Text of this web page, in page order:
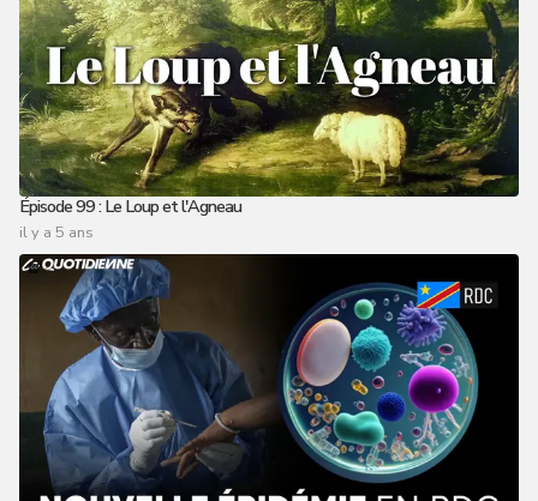
Épisode 99 : Le Loup et l'Agneau
il y a 5 ans